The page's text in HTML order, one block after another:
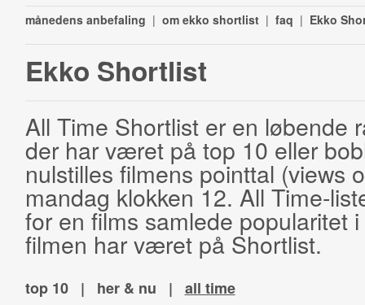
månedens anbefaling | om ekko shortlist | faq | Ekko
Ekko Shortlist
All Time Shortlist er en løbende
der har været på top 10 eller
nulstilles filmens pointtal (views
mandag klokken 12. All Time-
for en films samlede popularitet
filmen har været på Shortlist.
top 10 | her & nu | all time